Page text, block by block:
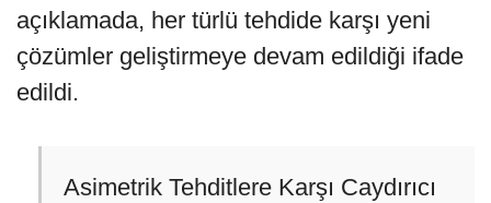
açıklamada, her türlü tehdide karşı yeni
çözümler geliştirmeye devam edildiği ifade
edildi.
Asimetrik Tehditlere Karşı Caydırıcı